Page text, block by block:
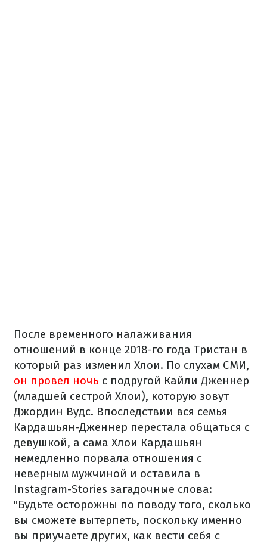
После временного налаживания
отношений в конце 2018-го года Тристан в
который раз изменил Хлои. По слухам СМИ,
он провел ночь с подругой Кайли Дженнер
(младшей сестрой Хлои), которую зовут
Джордин Вудс. Впоследствии вся семья
Кардашьян-Дженнер перестала общаться с
девушкой, а сама Хлои Кардашьян
немедленно порвала отношения с
неверным мужчиной и оставила в
Instagram-Stories загадочные слова:
"Будьте осторожны по поводу того, сколько
вы сможете вытерпеть, поскольку именно
вы приучаете других, как вести себя с